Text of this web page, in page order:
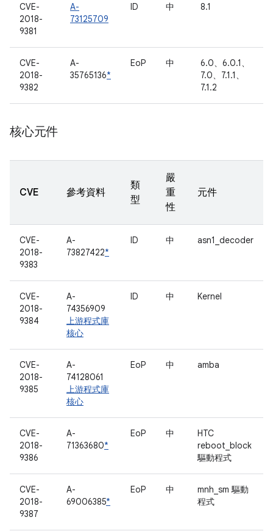
CVE-
2018-
9381
A-
73125709
ID 中 8.1
CVE-
2018-
9382
A-
35765136*
EoP 中
6.0、6.0.1、
7.0、7.1.1、
7.1.2
核心元件
CVE 參考資料
類
型
嚴
重
性
元件
CVE-
2018-
9383
A-
73827422*
ID 中 asn1_decoder
CVE-
2018-
9384
A-
74356909
上游程式庫
核心
ID 中 Kernel
CVE-
2018-
9385
A-
74128061
上游程式庫
核心
EoP 中 amba
CVE-
2018-
9386
A-
71363680*
EoP 中
HTC
reboot_block
驅動程式
CVE-
2018-
9387
A-
69006385*
EoP 中
mnh_sm 驅動
程式